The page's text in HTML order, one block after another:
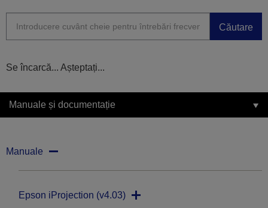
Căutare
Se încarcă... Așteptați...
Manuale și documentație
Manuale
Epson iProjection (v4.03)